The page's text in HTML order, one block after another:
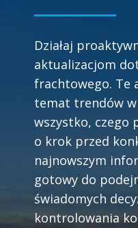
Działaj
aktualizacjom
frachtowego. Te
temat trendów
wszystko, czego
o krok przed
najnowszym
gotowy do
świadomych
kontrolowania